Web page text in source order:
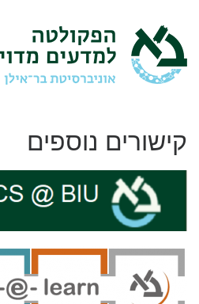
קישורים נוספים